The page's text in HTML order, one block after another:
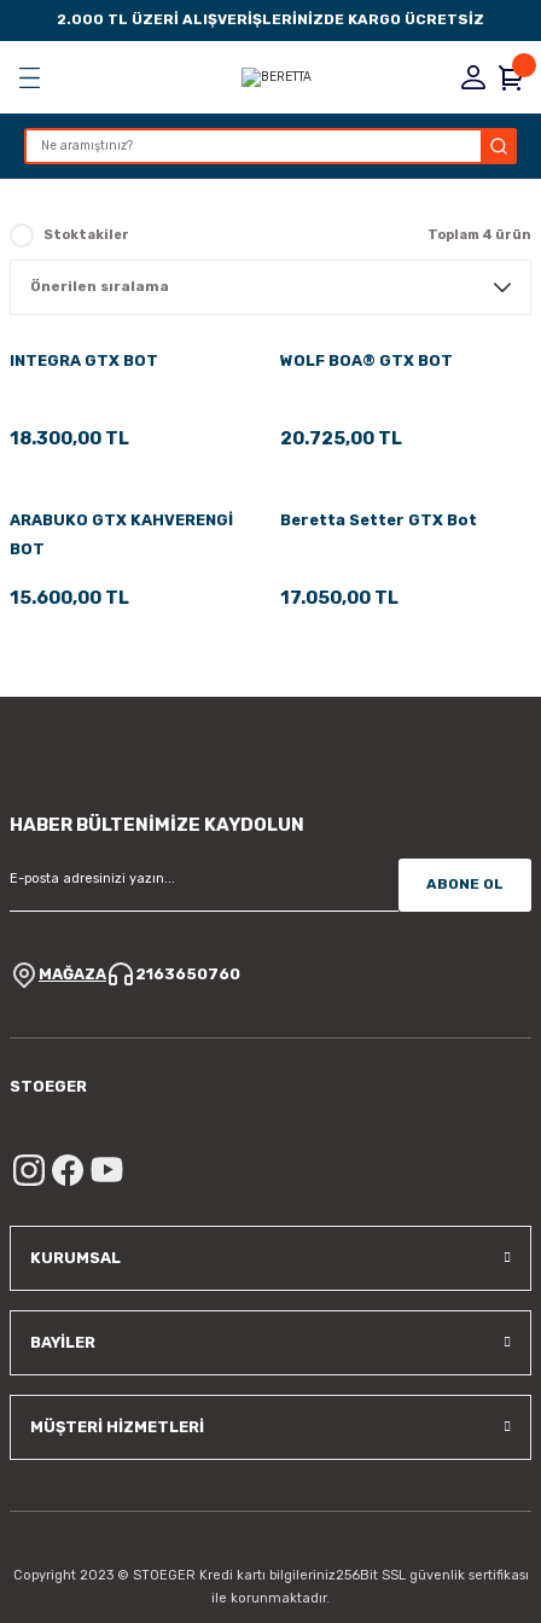
2.000 TL ÜZERİ ALIŞVERİŞLERİNİZDE KARGO ÜCRETSİZ
Geri Dön
Geri Dön
Geri Dön
Geri Dön
Stoktakiler Toplam 4 ürün
INTEGRA GTX BOT
18.300,00 TL
WOLF BOA® GTX BOT
20.725,00 TL
ARABUKO GTX KAHVERENGİ
BOT
15.600,00 TL
Beretta Setter GTX Bot
17.050,00 TL
HABER BÜLTENİMİZE KAYDOLUN
ABONE OL
MAĞAZA 2163650760
STOEGER
KURUMSAL
BAYİLER
MÜŞTERİ HİZMETLERİ
Copyright 2023 © STOEGER Kredi kartı bilgileriniz256Bit SSL güvenlik sertifikası
ile korunmaktadır.